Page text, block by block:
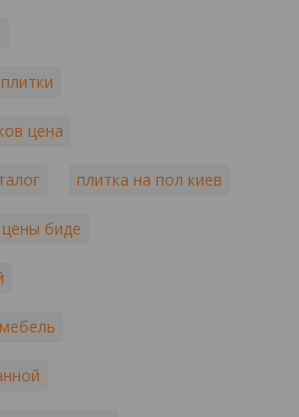
цена
плитка на пол киев
цены биде